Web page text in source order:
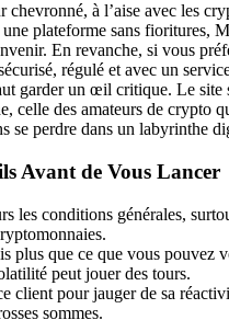
chevronné, à l’aise avec les
plateforme sans fioritures,
En revanche, si vous
régulé et avec un
garder un œil critique. Le site
celle des amateurs de crypto
se perdre dans un labyrinthe
Avant de Vous Lancer
les conditions générales,
plus que ce que vous pouvez
peut jouer des tours.
client pour jauger de sa
sommes.